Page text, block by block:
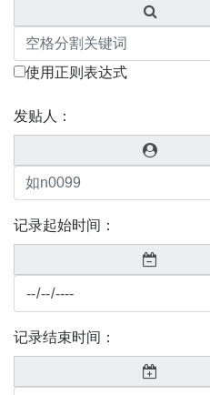
使用正则表达式
发贴人：
记录起始时间：
记录结束时间：